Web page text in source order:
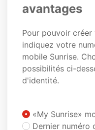
avantages
Pour pouvoir
indiquez votre
mobile Sunrise.
possibilités ci-
d'identité.
«My Sunrise»
Dernier numéro